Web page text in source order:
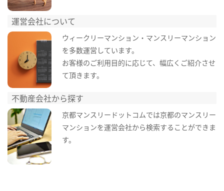
運営会社について
ウィークリーマンション・マンスリーマンション
を多数運営しています。
お客様のご利用目的に応じて、幅広くご紹介させ
て頂きます。
不動産会社から探す
京都マンスリードットコムでは京都のマンスリー
マンションを運営会社から検索することができま
す。